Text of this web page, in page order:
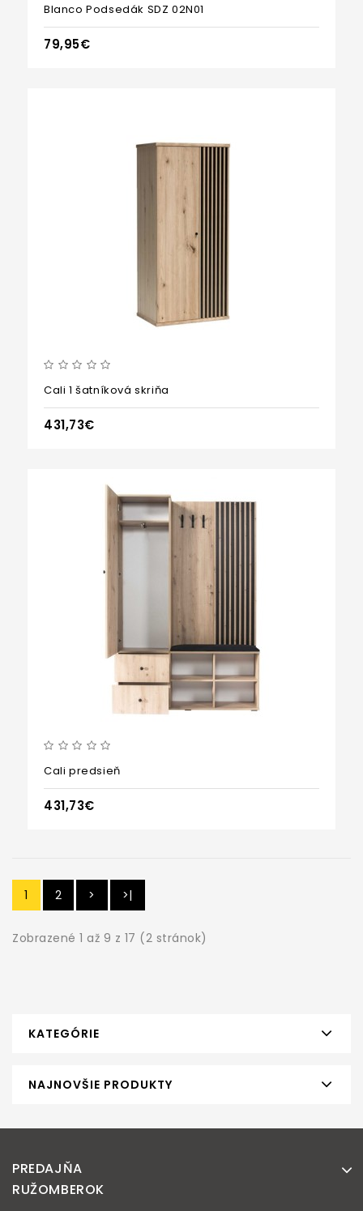
Blanco Podsedák SDZ 02N01
79,95€
Cali 1 šatníková skriňa
431,73€
Cali predsieň
431,73€
1 2 > >|
Zobrazené 1 až 9 z 17 (2 stránok)
KATEGÓRIE
NAJNOVŠIE PRODUKTY
PREDAJŇA
RUŽOMBEROK